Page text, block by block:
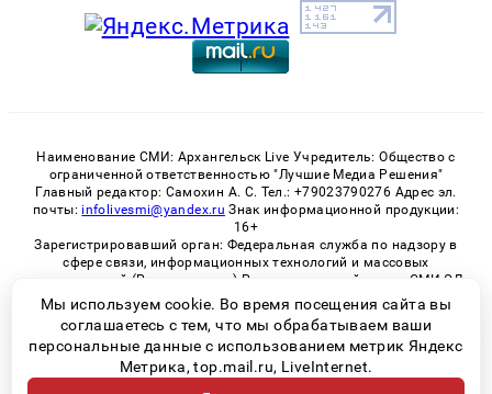
Наименование СМИ: Архангельск Live Учредитель: Общество с
ограниченной ответственностью "Лучшие Медиа Решения"
Главный редактор: Самохин А. С. Тел.: +79023790276 Адрес эл.
почты: infolivesmi@yandex.ru Знак информационной продукции:
16+
Зарегистрировавший орган: Федеральная служба по надзору в
сфере связи, информационных технологий и массовых
коммуникаций (Роскомнадзор) Регистрационный номер СМИ ЭЛ
№ ФС 77 - 82533 от 21.01.2022
© 2026 «Архангельск Live» | Все права защищены
Мы используем cookie. Во время посещения сайта вы
соглашаетесь с тем, что мы обрабатываем ваши
персональные данные с использованием метрик Яндекс
Метрика, top.mail.ru, LiveInternet.